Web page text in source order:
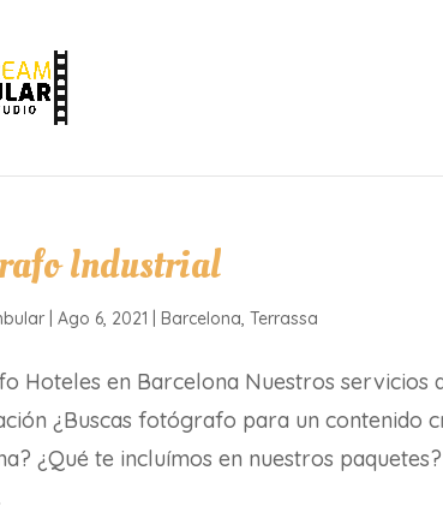
Industrial
|Ago 6, 2021 |Barcelona,Terrassa
Hoteles en Barcelona Nuestros servicios
¿Buscas fotógrafo para un contenido
¿Qué te incluímos en nuestros